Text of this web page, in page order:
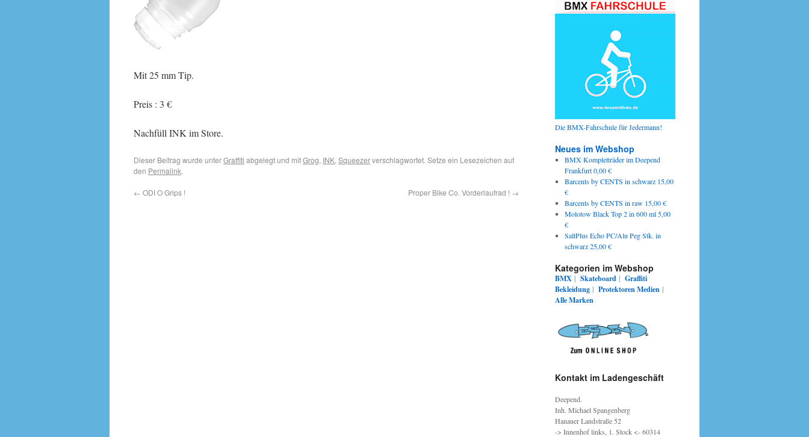
Mit 25 mm Tip.
Preis : 3 €
Nachfüll INK im Store.
Dieser Beitrag wurde unterGraffiti abgelegt und mitGrog, INK, Squeezerverschlagwortet. Setze ein Lesezeichen auf
den Permalink.
← ODI O Grips ! Proper Bike Co. Vorderlaufrad ! →
Die BMX-Fahrschule für Jedermann!
Neues im Webshop
BMX Kompletträder im Deepend
Frankfurt 0,00 €
Barcents by CENTS in schwarz 15,00
€
Barcents by CENTS in raw 15,00 €
Molotow Black Top 2 in 600 ml 5,00
€
SaltPlus Echo PC/Alu Peg Stk. in
schwarz 25,00 €
Kategorien im Webshop
BMX | Skateboard | Graffiti
Bekleidung | ProtektorenMedien |
Alle Marken
Kontakt im Ladengeschäft
Deepend.
Inh. Michael Spangenberg
Hanauer Landstraße 52
-> Innenhof links, 1. Stock <- 60314